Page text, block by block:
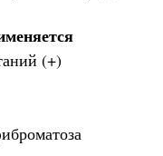
(+)